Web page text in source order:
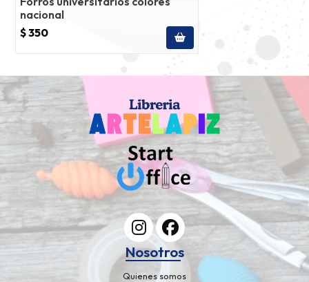
nacional
$ 350
Nosotros
Quienes somos